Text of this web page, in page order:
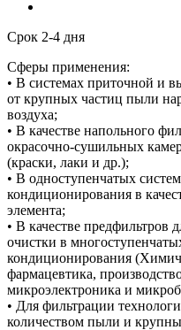
Срок 2-4 дня
Сферы применения:
• В системах приточной и
от крупных частиц пыли
воздуха;
• В качестве напольного
окрасочно-сушильных
(краски, лаки и др.);
• В одноступенчатых
кондиционирования в
элемента;
• В качестве предфильтров
очистки в
кондиционирования
фармацевтика,
микроэлектроника и
• Для фильтрации
количеством пыли и